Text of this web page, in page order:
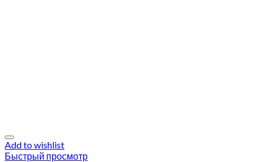
Add to wishlist
Быстрый просмотр